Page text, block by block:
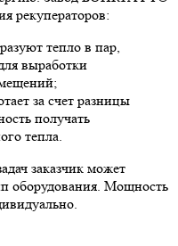
рекуператоров:
тепло в пар,
выработки
за счет разницы
получать
тепла.
заказчик может
оборудования. Мощность